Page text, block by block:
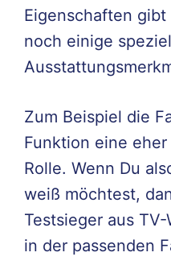
Eigenschaften
noch einige
Zum Beispiel die
Funktion eine
Rolle. Wenn Du
weiß möchtest,
Testsieger aus
in der passenden